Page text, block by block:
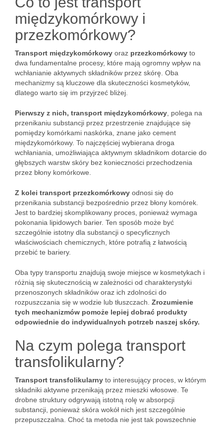
międzykomórkowy i
przezkomórkowy?
Transport międzykomórkowy oraz przezkomórkowy to
dwa fundamentalne procesy, które mają ogromny wpływ na
wchłanianie aktywnych składników przez skórę. Oba
mechanizmy są kluczowe dla skuteczności kosmetyków,
dlatego warto się im przyjrzeć bliżej.
Pierwszy z nich, transport międzykomórkowy , polega na
przenikaniu substancji przez przestrzenie znajdujące się
pomiędzy komórkami naskórka, znane jako cement
międzykomórkowy. To najczęściej wybierana droga
wchłaniania, umożliwiająca aktywnym składnikom dotarcie do
głębszych warstw skóry bez konieczności przechodzenia
przez błony komórkowe.
Z kolei transport przezkomórkowy odnosi się do
przenikania substancji bezpośrednio przez błony komórek.
Jest to bardziej skomplikowany proces, ponieważ wymaga
pokonania lipidowych barier. Ten sposób może być
szczególnie istotny dla substancji o specyficznych
właściwościach chemicznych, które potrafią z łatwością
przebić te bariery.
Oba typy transportu znajdują swoje miejsce w kosmetykach i
różnią się skutecznością w zależności od charakterystyki
przenoszonych składników oraz ich zdolności do
rozpuszczania się w wodzie lub tłuszczach. Zrozumienie
tych mechanizmów pomoże lepiej dobrać produkty
odpowiednie do indywidualnych potrzeb naszej skóry.
Na czym polega transport
transfolikularny?
Transport transfolikularny to interesujący proces, w którym
składniki aktywne przenikają przez mieszki włosowe. Te
drobne struktury odgrywają istotną rolę w absorpcji
substancji, ponieważ skóra wokół nich jest szczególnie
przepuszczalna. Choć ta metoda nie jest tak powszechnie